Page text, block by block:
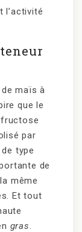
l’activité
maïs à
que le
par
type
de
même
Et tout
gras.